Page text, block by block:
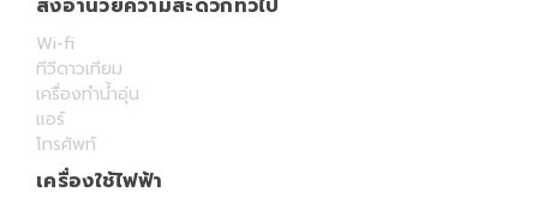
Wi-fi
ทีวีดาวเทียม
เครื่องทำน้ำอุ่น
แอร์
โทรศัพท์
เครื่องใช้ไฟฟ้า